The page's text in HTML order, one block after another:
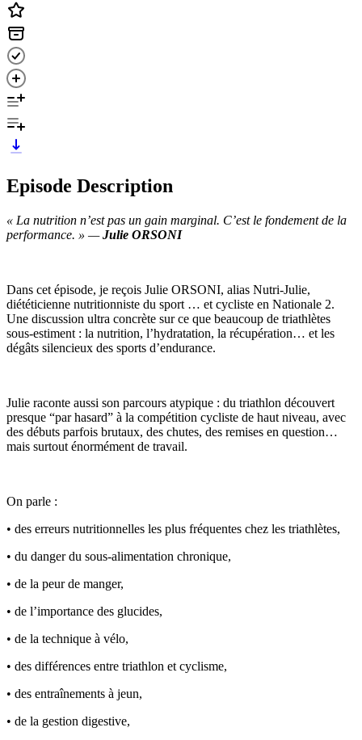
Episode Description
« La nutrition n’est pas un gain marginal. C’est le fondement de la
performance. » —Julie ORSONI
Dans cet épisode, je reçois Julie ORSONI, alias Nutri-Julie,
diététicienne nutritionniste du sport … et cycliste en Nationale 2.
Une discussion ultra concrète sur ce que beaucoup de triathlètes
sous-estiment : la nutrition, l’hydratation, la récupération… et les
dégâts silencieux des sports d’endurance.
Julie raconte aussi son parcours atypique : du triathlon découvert
presque “par hasard” à la compétition cycliste de haut niveau, avec
des débuts parfois brutaux, des chutes, des remises en question…
mais surtout énormément de travail.
On parle :
• des erreurs nutritionnelles les plus fréquentes chez les triathlètes,
• du danger du sous-alimentation chronique,
• de la peur de manger,
• de l’importance des glucides,
• de la technique à vélo,
• des différences entre triathlon et cyclisme,
• des entraînements à jeun,
• de la gestion digestive,